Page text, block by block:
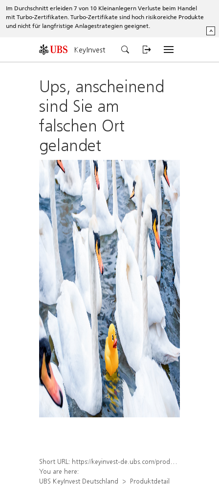
Im Durchschnitt erleiden 7 von 10 Kleinanlegern Verluste beim Handel
mit Turbo-Zertifikaten. Turbo-Zertifikate sind hoch risikoreiche Produkte
und nicht für langfristige Anlagestrategien geeignet.
^
KeyInvest
Ups, anscheinend
sind Sie am
falschen Ort
gelandet
Short URL: https://keyinvest-de.ubs.com/produkt/detail/index/isin/DE000WA76407
You are here:
UBS KeyInvest Deutschland
Produktdetail